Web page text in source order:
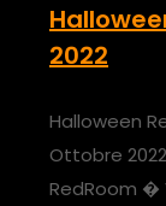
2022
Halloween
Ottobre
RedRoom �